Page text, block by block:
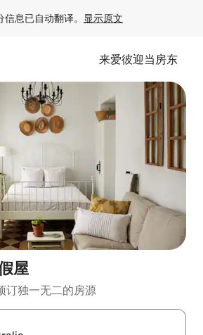
信息已自动翻译。 显示原文
来爱彼迎当房东
屋
订独一无二的房源